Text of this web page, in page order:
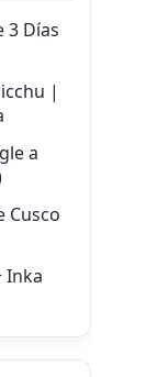
3 Días
|
a
Cusco
Inka